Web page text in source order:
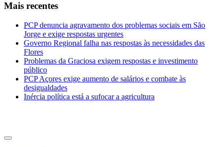
Mais recentes
PCP denuncia agravamento dos problemas sociais em São
Jorge e exige respostas urgentes
Governo Regional falha nas respostas às necessidades das
Flores
Problemas da Graciosa exigem respostas e investimento
público
PCP Açores exige aumento de salários e combate às
desigualdades
Inércia política está a sufocar a agricultura